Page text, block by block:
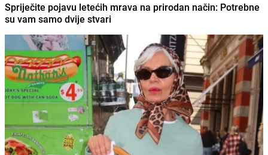
Spriječite pojavu letećih mrava na prirodan način: Potrebne
su vam samo dvije stvari